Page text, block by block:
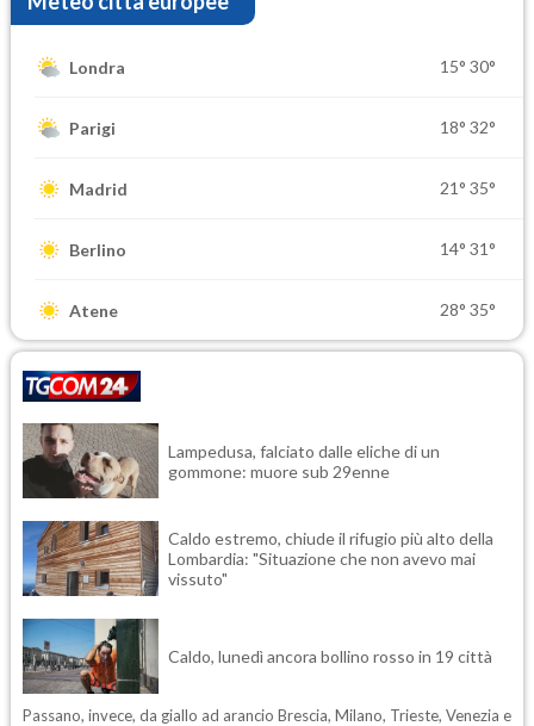
Londra 15° 30°
Parigi 18° 32°
Madrid 21° 35°
Berlino 14° 31°
Atene 28° 35°
Lampedusa, falciato dalle eliche di un
gommone: muore sub 29enne
Caldo estremo, chiude il rifugio più alto della
Lombardia: "Situazione che non avevo mai
vissuto"
Caldo, lunedì ancora bollino rosso in 19 città
Passano, invece, da giallo ad arancio Brescia, Milano, Trieste, Venezia e